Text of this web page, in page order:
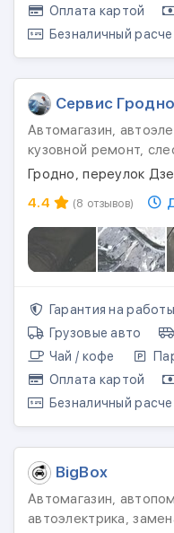
Оплата картой
Безналичный
Сервис Гродно
Автомагазин,
кузовной ремонт,
Гродно, переулок
4.4
(8 отзывов)
Гарантия на работы
Грузовые авто
Чай / кофе
Оплата картой
Безналичный
BigBox
Автомагазин,
автоэлектрика,